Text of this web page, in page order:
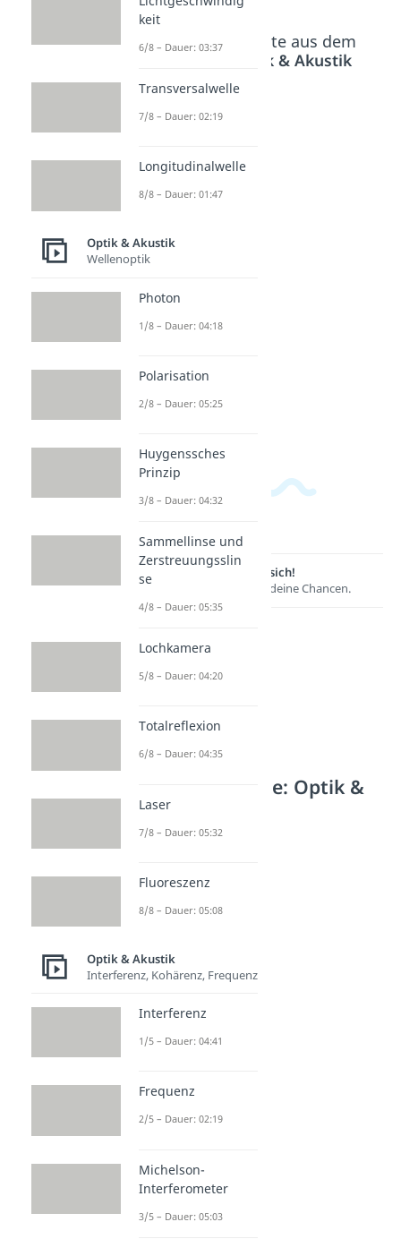
Beliebte Inhalte aus dem
Optik & Akustik
Übersch
03:25
Schallm
02:50
Lernen lohnt sich!
Entdecke hier deine Chancen.
Weitere Inhalte: Optik &
Akustik
Akustik
Dauer: 04:05
Dopplereffekt
Dauer: 05:06
Schallmauer
Dauer: 02:50
keit
6/8 – Dauer: 03:37
Transversalwelle
7/8 – Dauer: 02:19
Longitudinalwelle
8/8 – Dauer: 01:47
Optik & Akustik
Wellenoptik
Photon
1/8 – Dauer: 04:18
Polarisation
2/8 – Dauer: 05:25
Huygenssches
Prinzip
3/8 – Dauer: 04:32
Sammellinse und
Zerstreuungsslin
se
4/8 – Dauer: 05:35
Lochkamera
5/8 – Dauer: 04:20
Totalreflexion
6/8 – Dauer: 04:35
Laser
7/8 – Dauer: 05:32
Fluoreszenz
8/8 – Dauer: 05:08
Optik & Akustik
Interferenz, Kohärenz, Frequenz
Interferenz
1/5 – Dauer: 04:41
Frequenz
2/5 – Dauer: 02:19
Michelson-
Interferometer
3/5 – Dauer: 05:03